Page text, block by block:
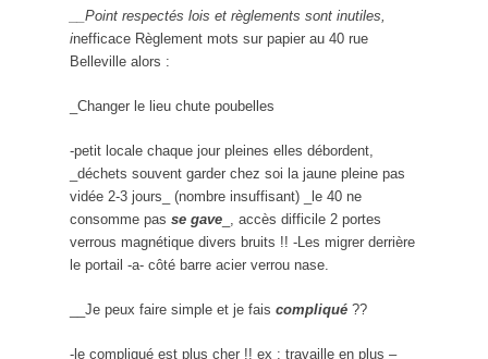
__Point respectés lois et règlements sont inutiles,
inefficace Règlement mots sur papier au 40 rue
Belleville alors :
_Changer le lieu chute poubelles
-petit locale chaque jour pleines elles débordent,
_déchets souvent garder chez soi la jaune pleine pas
vidée 2-3 jours_ (nombre insuffisant) _le 40 ne
consomme pas se gave _, accès difficile 2 portes
verrous magnétique divers bruits !! -Les migrer derrière
le portail -a- côté barre acier verrou nase.
__Je peux faire simple et je fais compliqué ??
-le compliqué est plus cher !! ex : travaille en plus –